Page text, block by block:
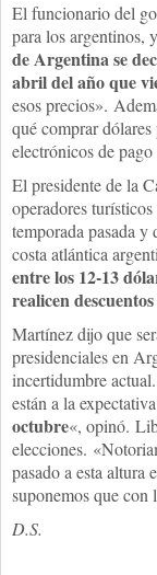
El funcionario del
para los argentinos,
de Argentina se
abril del año que
esos precios».
qué comprar
electrónicos de
El presidente de la
operadores
temporada pasada
costa atlántica
entre los 12-13
realicen
Martínez dijo que
presidenciales en
incertidumbre
están a la
octubre«, opinó.
elecciones.
pasado a esta
suponemos que con
D.S.